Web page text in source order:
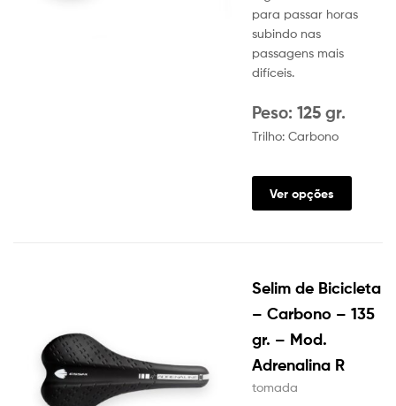
para passar horas
subindo nas
passagens mais
difíceis.
Peso: 125 gr.
Trilho: Carbono
Ver opções
Selim de Bicicleta
– Carbono – 135
gr. – Mod.
Adrenalina R
tomada